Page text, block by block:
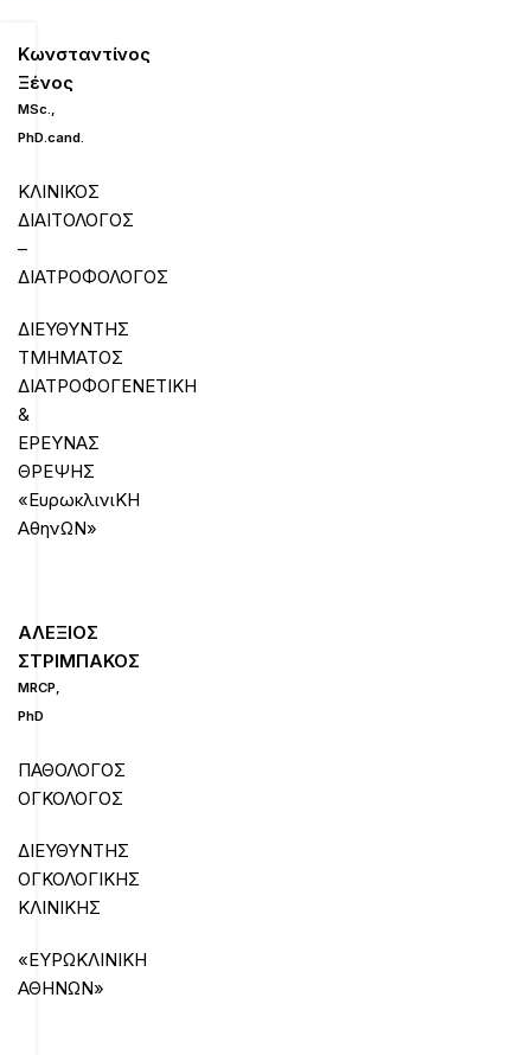
Κωνσταντίνος
Ξένος
MSc.,
PhD.cand.
ΚΛΙΝΙΚΟΣ
ΔΙΑΙΤΟΛΟΓΟΣ
–
ΔΙΑΤΡΟΦΟΛΟΓΟΣ
ΔΙΕΥΘΥΝΤΗΣ
ΤΜΗΜΑΤΟΣ
ΔΙΑΤΡΟΦΟΓΕΝΕΤΙΚΗ
&
ΕΡΕΥΝΑΣ
ΘΡΕΨΗΣ
«ΕυρωκλινιΚΗ
ΑθηνΩΝ»
ΑΛΕΞΙΟΣ
ΣΤΡΙΜΠΑΚΟΣ
MRCP,
PhD
ΠΑΘΟΛΟΓΟΣ
ΟΓΚΟΛΟΓΟΣ
ΔΙΕΥΘΥΝΤΗΣ
ΟΓΚΟΛΟΓΙΚΗΣ
ΚΛΙΝΙΚΗΣ
«ΕΥΡΩΚΛΙΝΙΚΗ
ΑΘΗΝΩΝ»